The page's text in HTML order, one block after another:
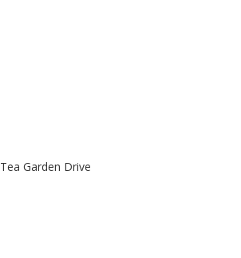
Garden Drive